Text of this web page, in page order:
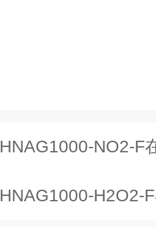
HNAG1000-NO2-F在线式二氧化
HNAG1000-H2O2-F在线式*